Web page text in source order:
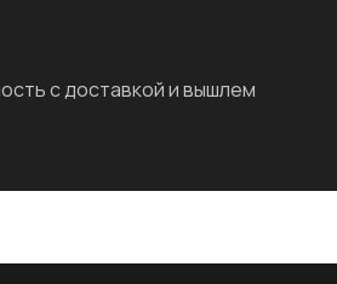
с доставкой и вышлем